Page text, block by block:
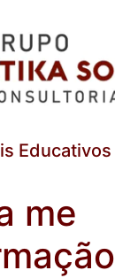
Educativos
me